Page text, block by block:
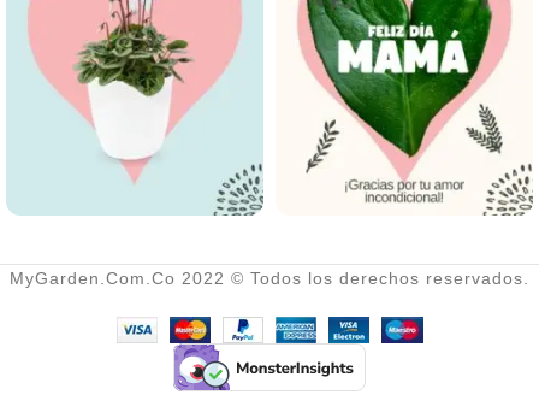
MyGarden.Com.Co 2022 © Todos los derechos reservados.